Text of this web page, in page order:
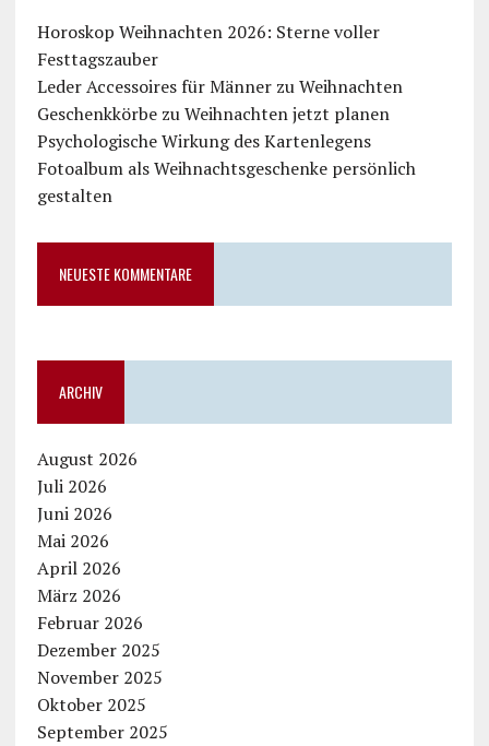
Horoskop Weihnachten 2026: Sterne voller
Festtagszauber
Leder Accessoires für Männer zu Weihnachten
Geschenkkörbe zu Weihnachten jetzt planen
Psychologische Wirkung des Kartenlegens
Fotoalbum als Weihnachtsgeschenke persönlich
gestalten
NEUESTE KOMMENTARE
ARCHIV
August 2026
Juli 2026
Juni 2026
Mai 2026
April 2026
März 2026
Februar 2026
Dezember 2025
November 2025
Oktober 2025
September 2025